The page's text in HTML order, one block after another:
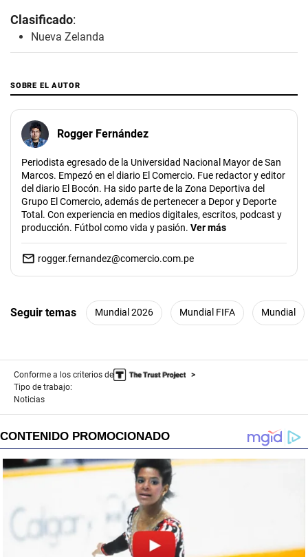
Clasificado:
Nueva Zelanda
SOBRE EL AUTOR
Rogger Fernández
Periodista egresado de la Universidad Nacional Mayor de San
Marcos. Empezó en el diario El Comercio. Fue redactor y editor
del diario El Bocón. Ha sido parte de la Zona Deportiva del
Grupo El Comercio, además de pertenecer a Depor y Deporte
Total. Con experiencia en medios digitales, escritos, podcast y
producción. Fútbol como vida y pasión. Ver más
rogger.fernandez@comercio.com.pe
Seguir temas Mundial 2026 Mundial FIFA Mundial
Conforme a los criterios de
Tipo de trabajo:
Noticias